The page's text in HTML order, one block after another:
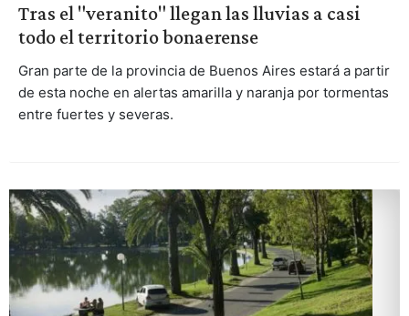
Tras el "veranito" llegan las lluvias a casi
todo el territorio bonaerense
Gran parte de la provincia de Buenos Aires estará a partir
de esta noche en alertas amarilla y naranja por tormentas
entre fuertes y severas.